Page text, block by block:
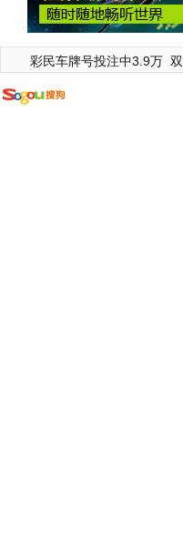
彩民车牌号投注中3.9万